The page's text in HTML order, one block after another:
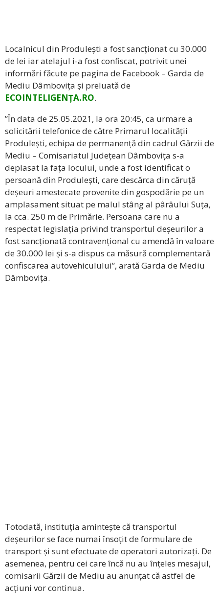
Localnicul din Produlești a fost sancționat cu 30.000
de lei iar atelajul i-a fost confiscat, potrivit unei
informări făcute pe pagina de Facebook – Garda de
Mediu Dâmbovița și preluată de
ECOINTELIGENȚA.RO.
”În data de 25.05.2021, la ora 20:45, ca urmare a
solicitării telefonice de către Primarul localității
Produlești, echipa de permanență din cadrul Gărzii de
Mediu – Comisariatul Județean Dâmbovița s-a
deplasat la fața locului, unde a fost identificat o
persoană din Produlești, care descărca din căruță
deșeuri amestecate provenite din gospodărie pe un
amplasament situat pe malul stâng al pârâului Suța,
la cca. 250 m de Primărie. Persoana care nu a
respectat legislația privind transportul deșeurilor a
fost sancționată contravențional cu amendă în valoare
de 30.000 lei și s-a dispus ca măsură complementară
confiscarea autovehiculului”, arată Garda de Mediu
Dâmbovița.
Totodată, instituția amintește că transportul
deșeurilor se face numai însoțit de formulare de
transport și sunt efectuate de operatori autorizați. De
asemenea, pentru cei care încă nu au înțeles mesajul,
comisarii Gărzii de Mediu au anunțat că astfel de
acțiuni vor continua.